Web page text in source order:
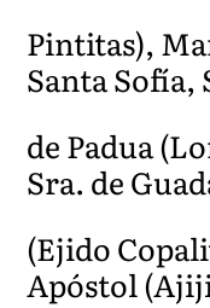
Pintitas),
Santa
de Padua
Sra. de
(Ejido
Apóstol